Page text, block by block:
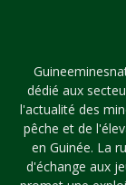
dédié aux
l'actualité des
pêche et de
en Guinée. La
d'échange aux